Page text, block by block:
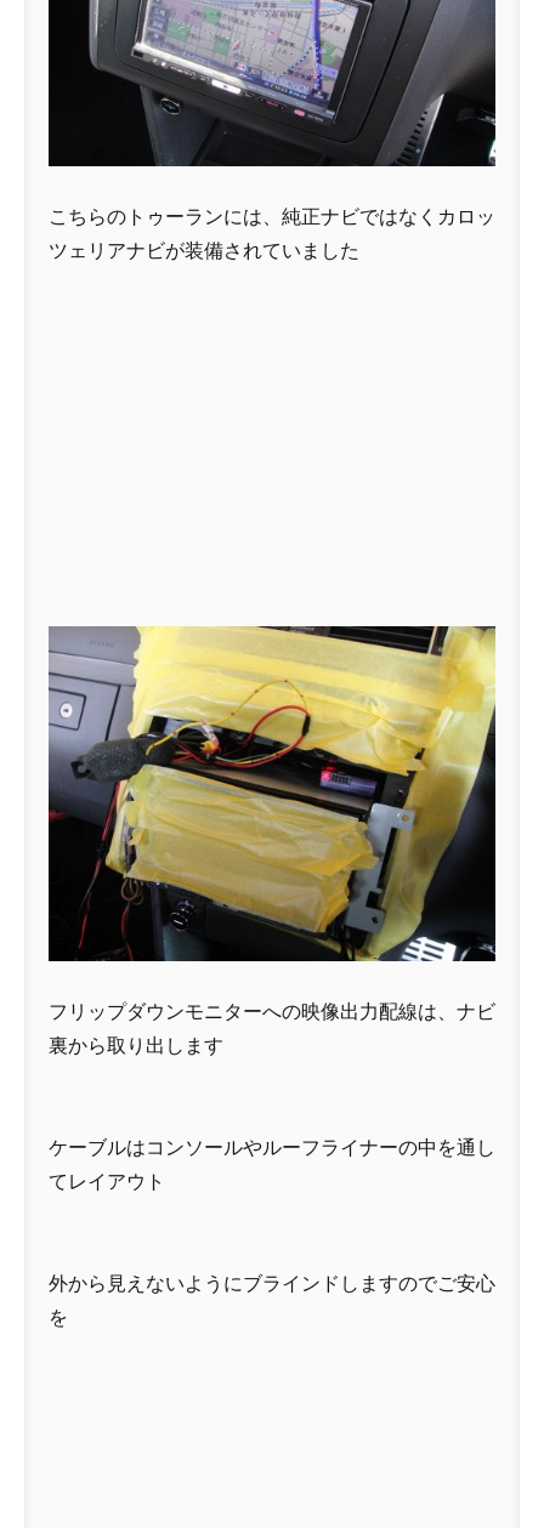
こちらのトゥーランには、純正ナビではなくカロッ
ツェリアナビが装備されていました
フリップダウンモニターへの映像出力配線は、ナビ
裏から取り出します
ケーブルはコンソールやルーフライナーの中を通し
てレイアウト
外から見えないようにブラインドしますのでご安心
を